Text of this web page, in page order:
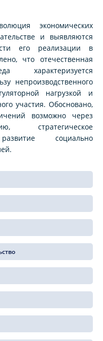
экономических
и выявляются
его реализации в
что отечественная
характеризуется
непроизводственного
нагрузкой и
участия. Обосновано,
возможно через
стратегическое
социально